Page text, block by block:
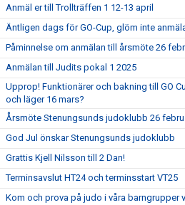
Anmäl er till Trollträffen 1 12-13 april
Äntligen dags för GO-Cup, glöm inte
Påminnelse om anmälan till årsmöte 26
Anmälan till Judits pokal 1 2025
Upprop! Funktionärer och bakning till GO
och läger 16 mars?
Årsmöte Stenungsunds judoklubb 26
God Jul önskar Stenungsunds judoklubb
Grattis Kjell Nilsson till 2 Dan!
Terminsavslut HT24 och terminsstart VT25
Kom och prova på judo i våra barngrupper